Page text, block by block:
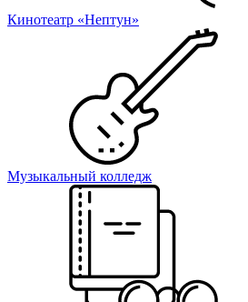
Кинотеатр «Нептун»
Музыкальный колледж